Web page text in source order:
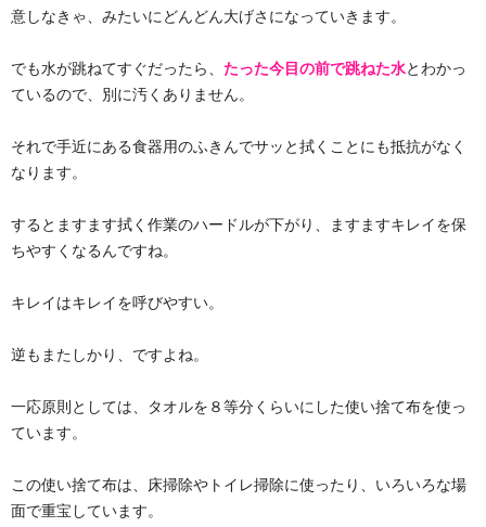
意しなきゃ、みたいにどんどん大げさになっていきます。
でも水が跳ねてすぐだったら、 たった今目の前で跳ねた水とわかっ
ているので、別に汚くありません。
それで手近にある食器用のふきんでサッと拭くことにも抵抗がなく
なります。
するとますます拭く作業のハードルが下がり、ますますキレイを保
ちやすくなるんですね。
キレイはキレイを呼びやすい。
逆もまたしかり、ですよね。
一応原則としては、タオルを８等分くらいにした使い捨て布を使っ
ています。
この使い捨て布は、床掃除やトイレ掃除に使ったり、いろいろな場
面で重宝しています。